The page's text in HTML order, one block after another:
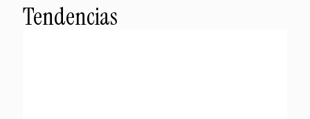
Tendencias